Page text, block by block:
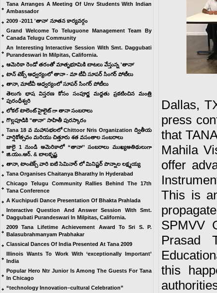
Tana Arranges A Meeting Of Unv Students With Indian
Ambassador
2009 -2011 'తానా' నూతన కార్యవర్గం
Grand Welcome To Teluguone Management Team By
Canada Telugu Community
An Interesting Interactive Session With Smt. Daggubati
Purandeswari In Milpitas, California.
ఆమెరికా రెండో తరంతో మాతృభూమికి బాటలు వేస్తున్న 'తానా'
టాన్ టెక్స్ ఆధ్వర్యంలో తానా - మా టీవీ సూపర్ సింగర్ పోటీలు
తానా, మాటీవీ ఆధ్వర్యంలో సూపర్ సింగర్ పోటీలు
తెలుగు భాష విస్తరణ కోసం సంపూర్ణ మద్దతు ప్రకటించిన మంత్రి
పురంధీశ్వరి
లోకల్ టాలెంట్ హైలైట్ గా తానా సంబరాలు
గొల్లపూడికి "తానా" సాహితీ పురస్కారం
Tana 18 వ మహాసభలలో Chittoor Nris Organization ద్వితీయ
వార్షికోత్సవం మరియు చిత్తూరు శత వసంతాల సంబరాలు
జులై 1 నుండి అమెరికాలో “తానా’’ సంబరాలు ముఖ్యఅతిథులుగా
జి.యం.ఆర్. & బాలకృష్ణ
తానా, టాంటెక్స్ వారి ఐటి సెమినార్ లో మినిష్టర్ పొన్నాల లక్ష్మయ్య
Tana Organises Chaitanya Bharathy In Hyderabad
Chicago Telugu Community Rallies Behind The 17th
Tana Conference
A Kuchipudi Dance Presentation Of Bhakta Prahlada
Interactive Question And Answer Session With Smt.
Daggubati Purandeswari In Milpitas, California.
2009 Tana Lifetime Achievement Award To Sri S. P.
Balasubrahmanyam Prabhakar
Classical Dances Of India Presented At Tana 2009
Illinois Wants To Work With ‘exceptionally Important’
India
Popular Hero Ntr Junior Is Among The Guests For Tana
In Chicago
“technology Innovation–cultural Celebration”
Dallas,
press
that
Mahila
offer
This is
SPMVV
Prasad
this